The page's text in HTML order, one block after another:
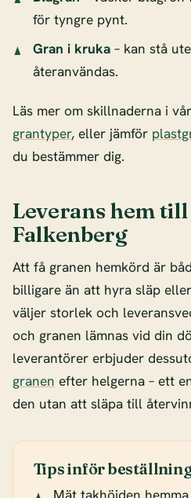
för tyngre pynt.
Gran i kruka– kan stå
återanvändas.
Läs mer om skillnaderna i
grantyper, eller jämför
du bestämmer dig.
Leverans hem
Falkenberg
Att få granen hemkörd är
billigare än att hyra släp
väljer storlek och
och granen lämnas vid din
leverantörer erbjuder
granen efter helgerna – ett
den utan att släpa till
Tips inför